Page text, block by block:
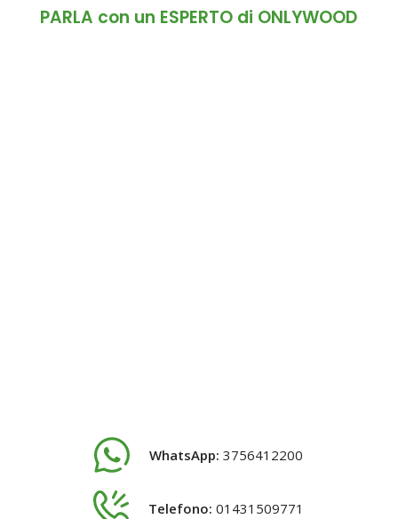
PARLA con un ESPERTO di ONLYWOOD
WhatsApp: 3756412200
Telefono: 01431509771